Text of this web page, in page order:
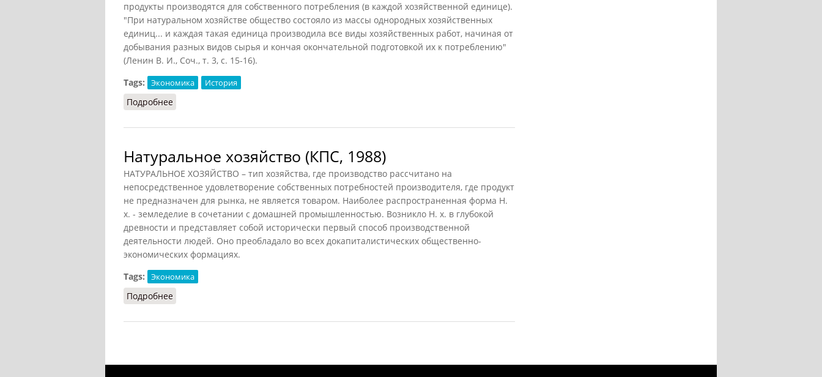
продукты производятся для собственного потребления (в каждой хозяйственной единице).
"При натуральном хозяйстве общество состояло из массы однородных хозяйственных
единиц... и каждая такая единица производила все виды хозяйственных работ, начиная от
добывания разных видов сырья и кончая окончательной подготовкой их к потреблению"
(Ленин В. И., Соч., т. 3, с. 15-16).
Tags:
Экономика История
Подробнее
Натуральное хозяйство (КПС, 1988)
НАТУРАЛЬНОЕ ХОЗЯЙСТВО – тип хозяйства, где производство рассчитано на
непосредственное удовлетворение собственных потребностей производителя, где продукт
не предназначен для рынка, не является товаром. Наиболее распространенная форма Н.
х. - земледелие в сочетании с домашней промышленностью. Возникло Н. х. в глубокой
древности и представляет собой исторически первый способ производственной
деятельности людей. Оно преобладало во всех докапиталистических общественно-
экономических формациях.
Tags:
Экономика
Подробнее